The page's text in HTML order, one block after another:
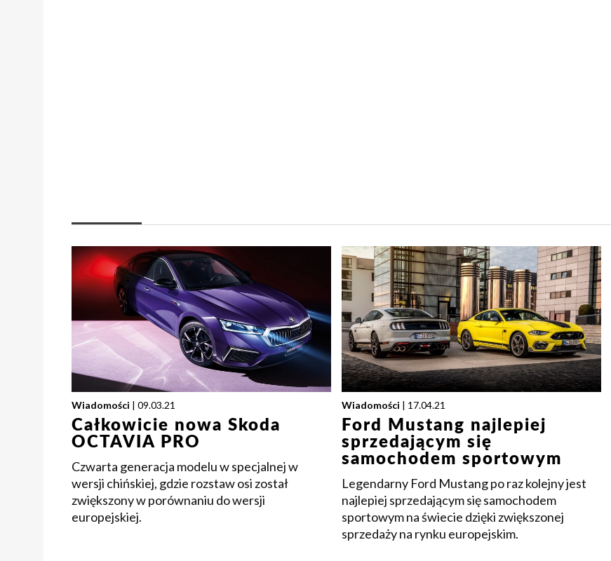
Wiadomości | 09.03.21
Całkowicie nowa Skoda
OCTAVIA PRO
Czwarta generacja modelu w specjalnej w
wersji chińskiej, gdzie rozstaw osi został
zwiększony w porównaniu do wersji
europejskiej.
Wiadomości | 17.04.21
Ford Mustang najlepiej
sprzedającym się
samochodem sportowym
Legendarny Ford Mustang po raz kolejny jest
najlepiej sprzedającym się samochodem
sportowym na świecie dzięki zwiększonej
sprzedaży na rynku europejskim.